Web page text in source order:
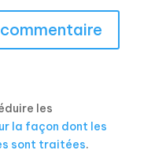
les
la façon dont les
sont traitées.